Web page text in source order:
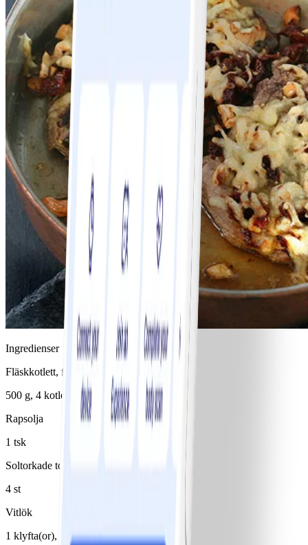
Ingredienser
Fläskkotlett, fett bortskuret
500 g, 4 kotletter
Rapsolja
1 tsk
Soltorkade tomater, torra
4 st
Vitlök
1 klyfta(or), pressad